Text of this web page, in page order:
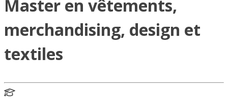
Master en vêtements,
merchandising, design et
textiles